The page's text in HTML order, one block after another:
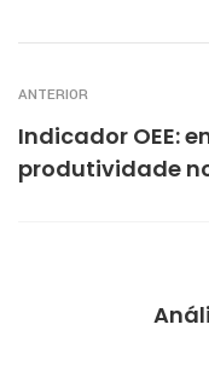
ANTERIOR
Indicador OEE:
produtividade